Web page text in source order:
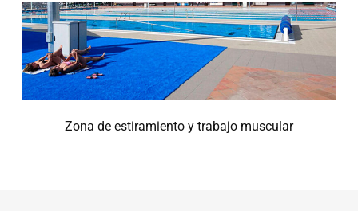
Zona de estiramiento y trabajo muscular